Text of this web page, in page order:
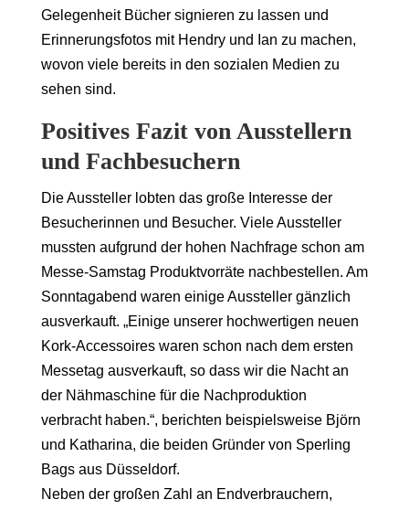
Gelegenheit Bücher signieren zu lassen und
Erinnerungsfotos mit Hendry und Ian zu machen,
wovon viele bereits in den sozialen Medien zu
sehen sind.
Positives Fazit von Ausstellern
und Fachbesuchern
Die Aussteller lobten das große Interesse der
Besucherinnen und Besucher. Viele Aussteller
mussten aufgrund der hohen Nachfrage schon am
Messe-Samstag Produktvorräte nachbestellen. Am
Sonntagabend waren einige Aussteller gänzlich
ausverkauft. „Einige unserer hochwertigen neuen
Kork-Accessoires waren schon nach dem ersten
Messetag ausverkauft, so dass wir die Nacht an
der Nähmaschine für die Nachproduktion
verbracht haben.“, berichten beispielsweise Björn
und Katharina, die beiden Gründer von Sperling
Bags aus Düsseldorf.
Neben der großen Zahl an Endverbrauchern,